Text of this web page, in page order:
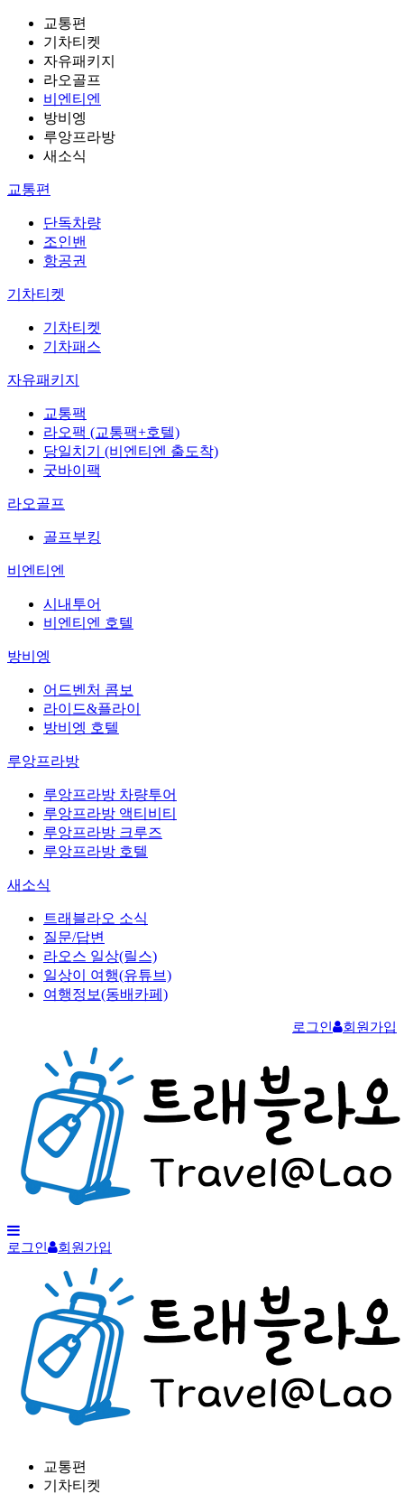
교통편
기차티켓
자유패키지
라오골프
비엔티엔
방비엥
루앙프라방
새소식
교통편
단독차량
조인밴
항공권
기차티켓
기차티켓
기차패스
자유패키지
교통팩
라오팩 (교통팩+호텔)
당일치기 (비엔티엔 출도착)
굿바이팩
라오골프
골프부킹
비엔티엔
시내투어
비엔티엔 호텔
방비엥
어드벤처 콤보
라이드&플라이
방비엥 호텔
루앙프라방
루앙프라방 차량투어
루앙프라방 액티비티
루앙프라방 크루즈
루앙프라방 호텔
새소식
트래블라오 소식
질문/답변
라오스 일상(릴스)
일상이 여행(유튜브)
여행정보(동배카페)
로그인 회원가입
로그인 회원가입
교통편
기차티켓